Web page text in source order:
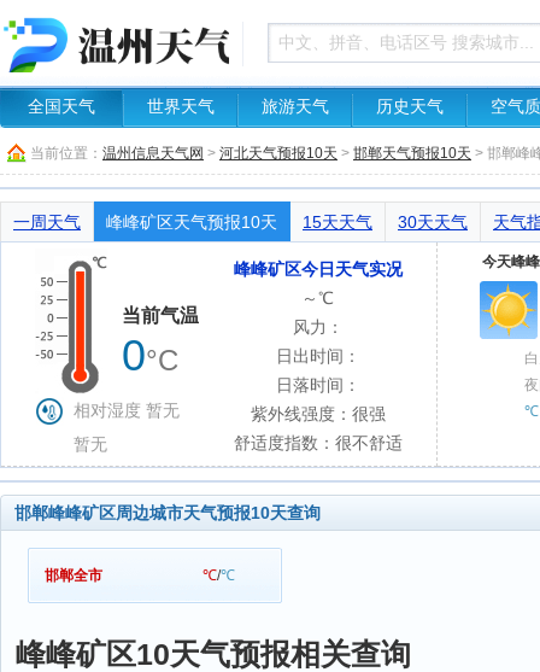
全国天气 世界天气 旅游天气 历史天气 空气
当前位置： 温州信息天气网 > 河北天气预报10天 > 邯郸天气预报10天 > 邯郸峰
一周天气 峰峰矿区天气预报10天 15天天气 30天天气 天气
当前气温
0°C
相对湿度 暂无
暂无
峰峰矿区今日天气实况
～℃
风力：
日出时间：
日落时间：
紫外线强度：很强
舒适度指数：很不舒适
今天峰
℃
邯郸峰峰矿区周边城市天气预报10天查询
邯郸全市 ℃/℃
峰峰矿区10天气预报相关查询